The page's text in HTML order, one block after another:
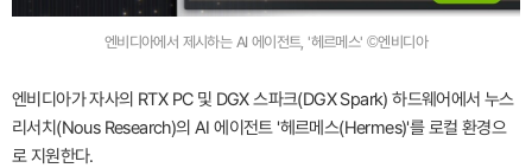
엔비디아에서 제시하는 AI 에이전트, '헤르메스' ©엔비디아
엔비디아가 자사의 RTX PC 및 DGX 스파크(DGX Spark) 하드웨어에서 누스
리서치(Nous Research)의 AI 에이전트 '헤르메스(Hermes)'를 로컬 환경으
로 지원한다.